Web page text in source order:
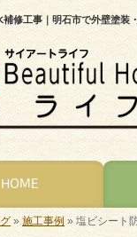
補修工事｜明石市で外壁塗装
HOME
» 施工事例 » 塩ビシート